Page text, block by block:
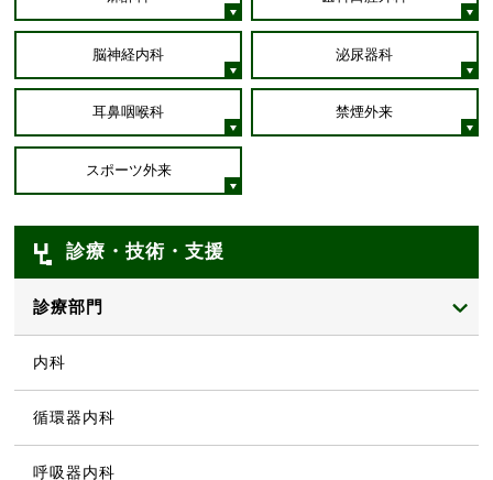
脳神経内科 泌尿器科
耳鼻咽喉科 禁煙外来
スポーツ外来
診療・技術・支援
診療部門
内科
循環器内科
呼吸器内科